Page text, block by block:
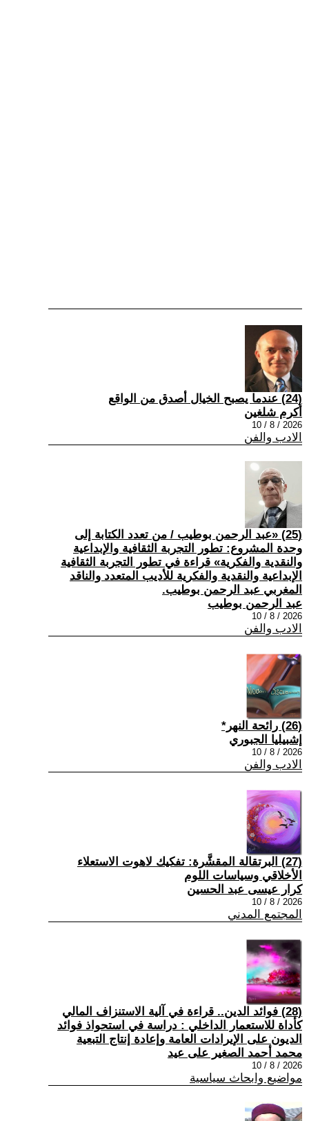
(24) عندما يصبح الخيال أصدق من الواقع
أكرم شلغين
2026 / 8 / 10
الادب والفن
(25) «عبد الرحمن بوطيب / من تعدد الكتابة إلى
وحدة المشروع: تطور التجربة الثقافية والإبداعية
والنقدية والفكرية» قراءة في تطور التجربة الثقافية
الإبداعية والنقدية والفكرية للأديب المتعدد والناقد
المغربي عبد الرحمن بوطيب.
عبد الرحمن بوطيب
2026 / 8 / 10
الادب والفن
(26) رائحة النهر*
إشبيليا الجبوري
2026 / 8 / 10
الادب والفن
(27) البرتقالة المقشَّرة: تفكيك لاهوت الاستعلاء
الأخلاقي وسياسات اللوم
كرار عيسى عبد الحسين
2026 / 8 / 10
المجتمع المدني
(28) فوائد الدين.. قراءة في آلية الاستنزاف المالي
كأداة للاستعمار الداخلي : دراسة في استحواذ فوائد
الديون على الإيرادات العامة وإعادة إنتاج التبعية
محمد أحمد الصغير على عيد
2026 / 8 / 10
مواضيع وابحاث سياسية